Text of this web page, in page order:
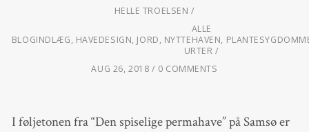
HELLE TROELSEN
ALLE
BLOGINDLÆG, HAVEDESIGN, JORD, NYTTEHAVEN,
URTER
AUG 26, 2018
0 COMMENTS
I føljetonen fra “Den spiselige permahave” på Samsø er